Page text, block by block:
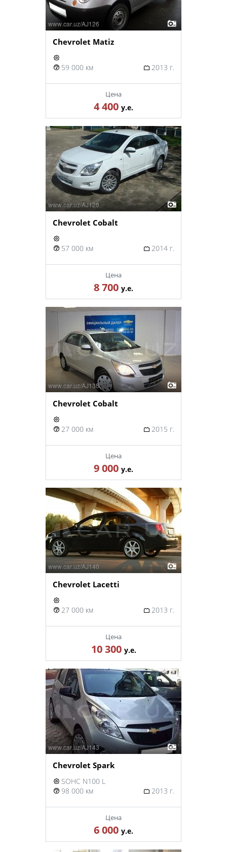
Chevrolet Matiz
59 000 км 2013 г.
Цена
4 400 у.е.
Chevrolet Cobalt
57 000 км 2014 г.
Цена
8 700 у.е.
Chevrolet Cobalt
27 000 км 2015 г.
Цена
9 000 у.е.
Chevrolet Lacetti
27 000 км 2013 г.
Цена
10 300 у.е.
Chevrolet Spark
SOHC N100 L
98 000 км
2013 г.
Цена
6 000 у.е.